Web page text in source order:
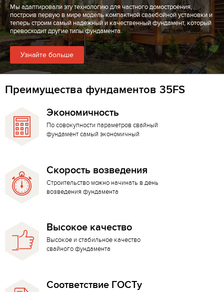
Мы адаптировали эту технологию для частного домостроения,
построив первую в мире модель компактной сваебойной установки и
теперь строим самый надежный и качественный фундамент, который
превосходит другие типы фундамента.
Узнайте больше
Преимущества фундаментов 35FS
Экономичность
По совокупности параметров свайный
фундамент самый экономичный
Скорость возведения
Строительство можно начинать в день
возведения фундамента
Высокое качество
Высокое и стабильное качество
свайного фундамента
Соответствие ГОСТу